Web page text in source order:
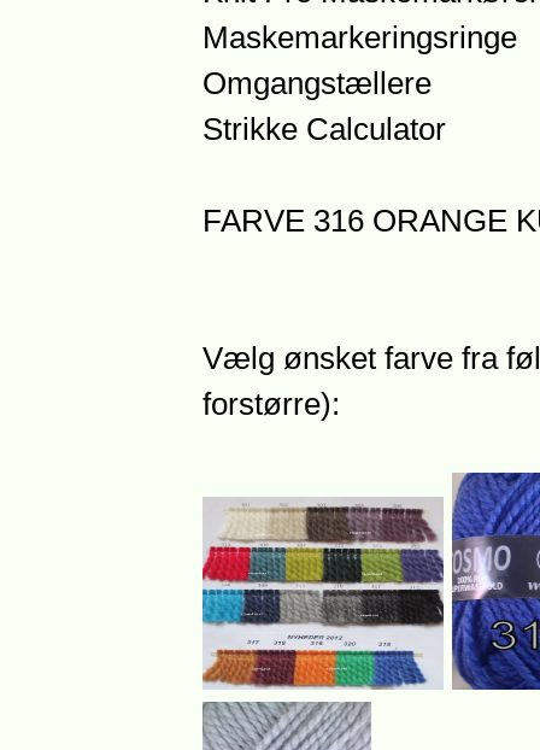
Maskemarkeringsringe
Omgangstællere
Strikke Calculator
FARVE 316 ORANGE
Vælg ønsket farve fra
forstørre):